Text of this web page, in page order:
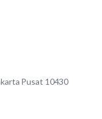
Pusat 10430